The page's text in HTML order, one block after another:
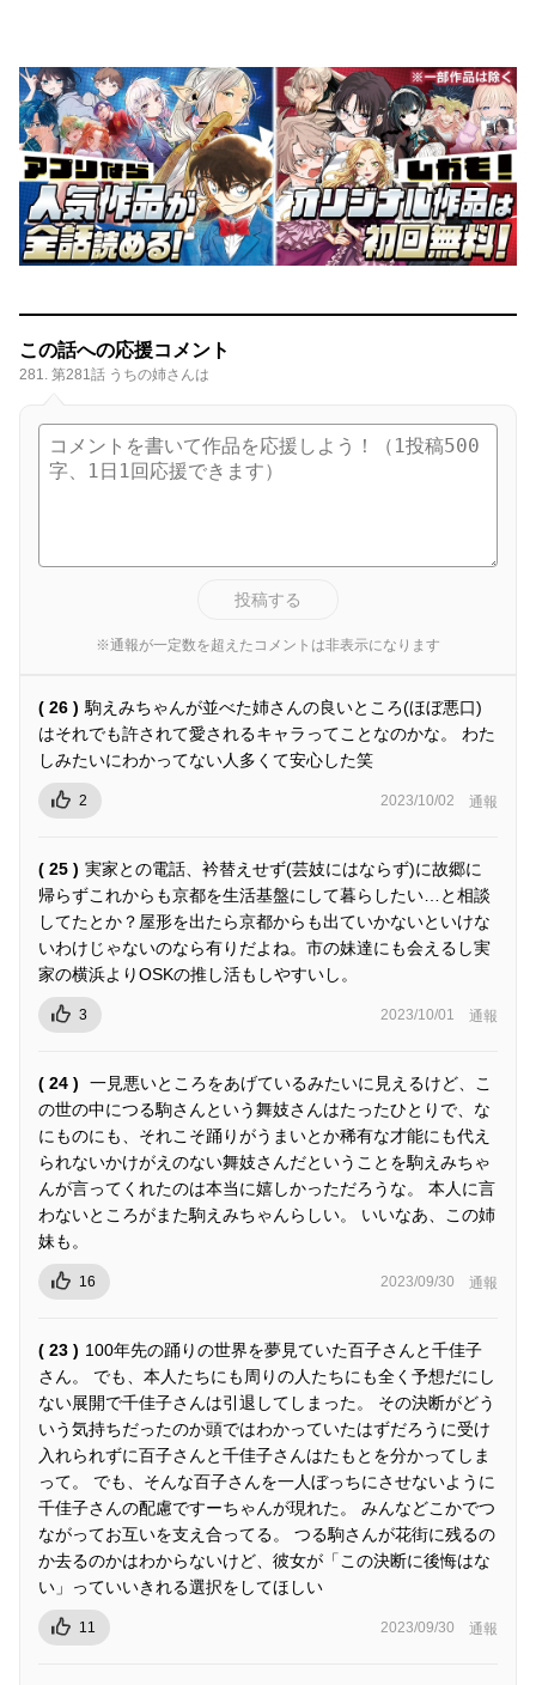
この話への応援コメント
281. 第281話 うちの姉さんは
投稿する
※通報が一定数を超えたコメントは非表示になります
( 26 ) 駒えみちゃんが並べた姉さんの良いところ(ほぼ悪口)
はそれでも許されて愛されるキャラってことなのかな。 わた
しみたいにわかってない人多くて安心した笑
2 2023/10/02 通報
( 25 ) 実家との電話、衿替えせず(芸妓にはならず)に故郷に
帰らずこれからも京都を生活基盤にして暮らしたい…と相談
してたとか？屋形を出たら京都からも出ていかないといけな
いわけじゃないのなら有りだよね。市の妹達にも会えるし実
家の横浜よりOSKの推し活もしやすいし。
3 2023/10/01 通報
( 24 )
一見悪いところをあげているみたいに見えるけど、こ
の世の中につる駒さんという舞妓さんはたったひとりで、な
にものにも、それこそ踊りがうまいとか稀有な才能にも代え
られないかけがえのない舞妓さんだということを駒えみちゃ
んが言ってくれたのは本当に嬉しかっただろうな。 本人に言
わないところがまた駒えみちゃんらしい。 いいなあ、この姉
妹も。
16 2023/09/30 通報
( 23 ) 100年先の踊りの世界を夢見ていた百子さんと千佳子
さん。 でも、本人たちにも周りの人たちにも全く予想だにし
ない展開で千佳子さんは引退してしまった。 その決断がどう
いう気持ちだったのか頭ではわかっていたはずだろうに受け
入れられずに百子さんと千佳子さんはたもとを分かってしま
って。 でも、そんな百子さんを一人ぼっちにさせないように
千佳子さんの配慮ですーちゃんが現れた。 みんなどこかでつ
ながってお互いを支え合ってる。 つる駒さんが花街に残るの
か去るのかはわからないけど、彼女が「この決断に後悔はな
い」っていいきれる選択をしてほしい
11 2023/09/30 通報